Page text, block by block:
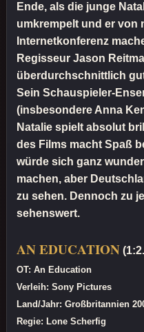
Ende, als die junge
umkrempelt und er von
Internetkonferenz
Regisseur Jason
überdurchschnittlich
Sein Schauspieler-
(insbesondere Anna
Natalie spielt absolut
des Films macht Spaß
würde sich ganz
machen, aber
zu sehen. Dennoch zu
sehenswert.
AN EDUCATION
OT: An Education
Verleih: Sony Pictures
Land/Jahr: Großbritannien
Regie: Lone Scherfig